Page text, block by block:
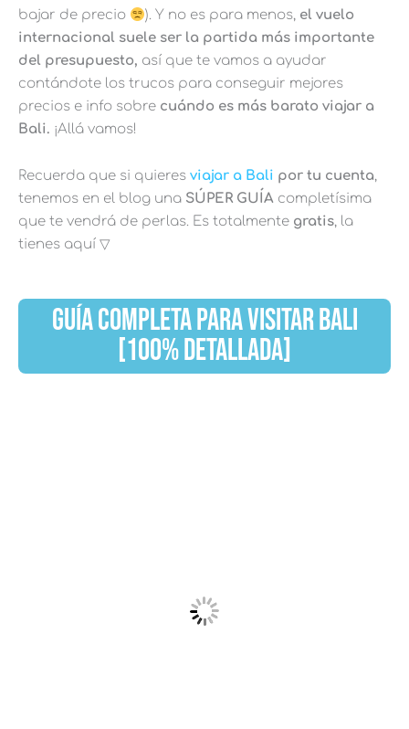
bajar de precio
). Y no es para menos, el vuelo
internacional suele ser la partida más importante
del presupuesto, así que te vamos a ayudar
contándote los trucos para conseguir mejores
precios e info sobre cuándo es más barato viajar a
Bali. ¡Allá vamos!
Recuerda que si quieres viajar a Bali por tu cuenta,
tenemos en el blog una SÚPER GUÍA completísima
que te vendrá de perlas. Es totalmente gratis, la
tienes aquí ▽
GUÍA COMPLETA PARA VISITAR BALI
[100% DETALLADA]